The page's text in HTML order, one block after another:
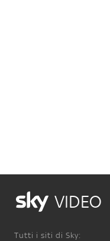
VIDEO
Tutti i siti di Sky: